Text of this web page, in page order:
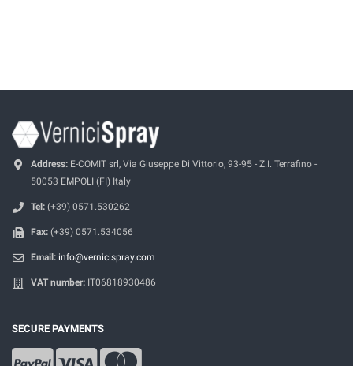
Address: E-COMIT srl, Via Giuseppe Di Vittorio, 93-95 - Z.I. Terrafino -
50053 EMPOLI (FI) Italy
Tel: (+39) 0571.530262
Fax: (+39) 0571.534056
Email: info@vernicispray.com
VAT number: IT06818930486
SECURE PAYMENTS